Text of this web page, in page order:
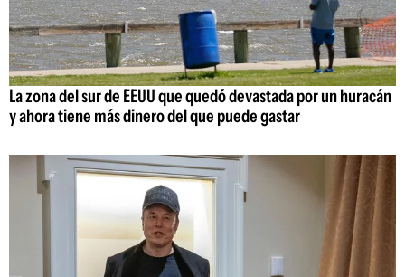
La zona del sur de EEUU que quedó devastada por un huracán
y ahora tiene más dinero del que puede gastar